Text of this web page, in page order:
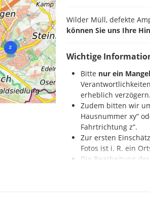
Wilder Müll, defekte
können Sie uns Ihre
Wichtige
Bitte nur ein
erheblich verzögern.
Zudem bitten wir
Hausnummer xy“
Fahrtrichtung z“.
Zur ersten
Fotos ist i. R. ein
Die Bearbeitung
Nennung der
So geht es: